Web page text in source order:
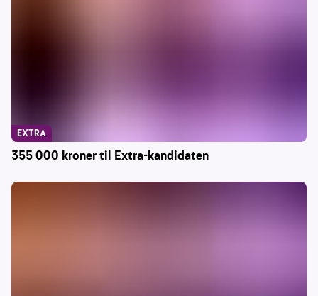
355 000 kroner til Extra-kandidaten
EXTRA